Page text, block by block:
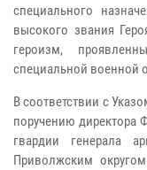
специального
высокого звания
героизм,
специальной военной
В соответствии с
поручению директора
гвардии генерала
Приволжским